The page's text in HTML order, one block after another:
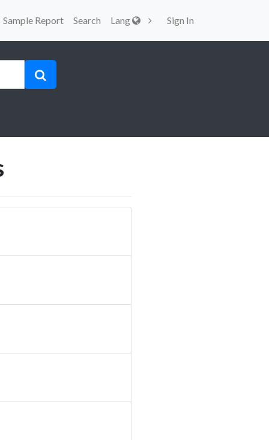
Sample Report Search Lang Sign In